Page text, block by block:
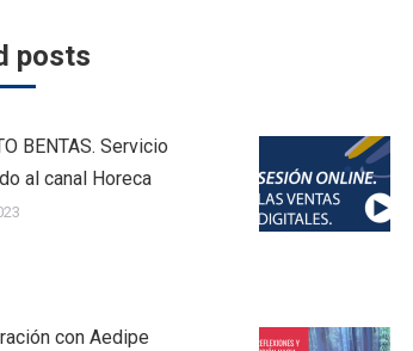
posts
BENTAS. Servicio
al canal Horeca
con Aedipe